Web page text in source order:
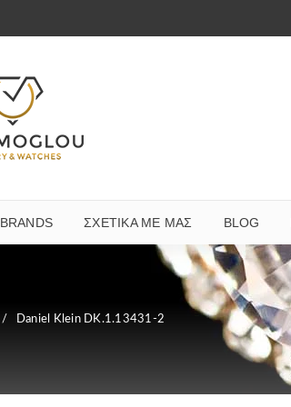
BRANDS ΣΧΕΤΙΚΆ ΜΕ ΜΑΣ BLOG
/ Daniel Klein DK.1.13431-2